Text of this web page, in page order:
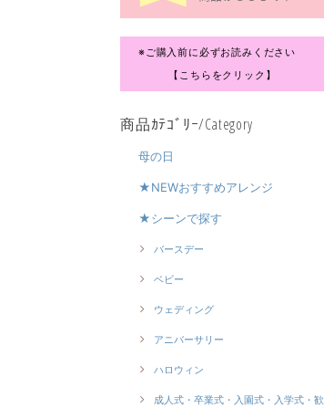
※ご購入前に必ずお読みください
【こちらをクリック】
商品ｶﾃｺﾞﾘｰ/Category
母の日
★NEWおすすめアレンジ
★シーンで探す
バースデー
ベビー
ウェディング
アニバーサリー
ハロウィン
成人式・卒業式・入園式・入学式・歓